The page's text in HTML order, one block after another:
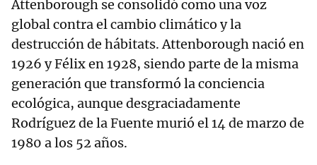
Attenborough se consolidó como una voz
global contra el cambio climático y la
destrucción de hábitats. Attenborough nació en
1926 y Félix en 1928, siendo parte de la misma
generación que transformó la conciencia
ecológica, aunque desgraciadamente
Rodríguez de la Fuente murió el 14 de marzo de
1980 a los 52 años.